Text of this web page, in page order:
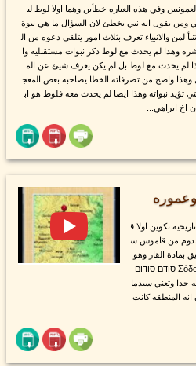
وفي هذه العباره خطأين وهما اولا لوط لي
ومن يقول انه نبي يخطئ لان السؤال ما هي نبوة
لمن والانبياء تعرف بثلاث امور يتلقي دعوه من ال
وهذا لم يحدث مع لوط ذكر نبوات مستقبليه وا
لم يحدث مع لوط بل لم يكن يعرف شيئ عن الم
وهذا واضح من تصرفاته الخطا يصاحبه بعض المعج
تؤيد نبواته وهذا ايضا لم يحدث معه فلوط هو اب
اخ ابراهي...
تكوين اولا ق
من قاموس س
بمادة القار وهو
مكان قرب البحر الميت ومن مرجع Σόδομα סודם סודום
وتعني سيدما
المنطقه كانت